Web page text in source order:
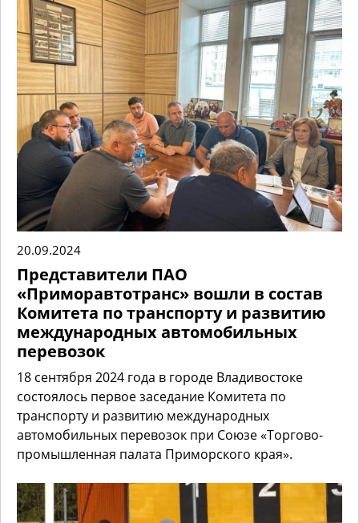
20.09.2024
Представители ПАО
«Приморавтотранс» вошли в состав
Комитета по транспорту и развитию
международных автомобильных
перевозок
18 сентября 2024 года в городе Владивостоке
состоялось первое заседание Комитета по
транспорту и развитию международных
автомобильных перевозок при Союзе «Торгово-
промышленная палата Приморского края».